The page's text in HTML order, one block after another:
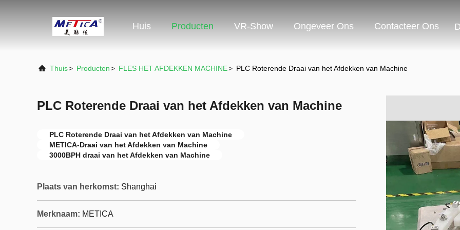
Huis Producten VR-Show Ongeveer Ons Contacteer Ons
Thuis> Producten> FLES HET AFDEKKEN MACHINE> PLC Roterende Draai van het Afdekken van Machine
PLC Roterende Draai van het Afdekken van Machine
PLC Roterende Draai van het Afdekken van Machine
METICA-Draai van het Afdekken van Machine
3000BPH draai van het Afdekken van Machine
Plaats van herkomst: Shanghai
Merknaam: METICA